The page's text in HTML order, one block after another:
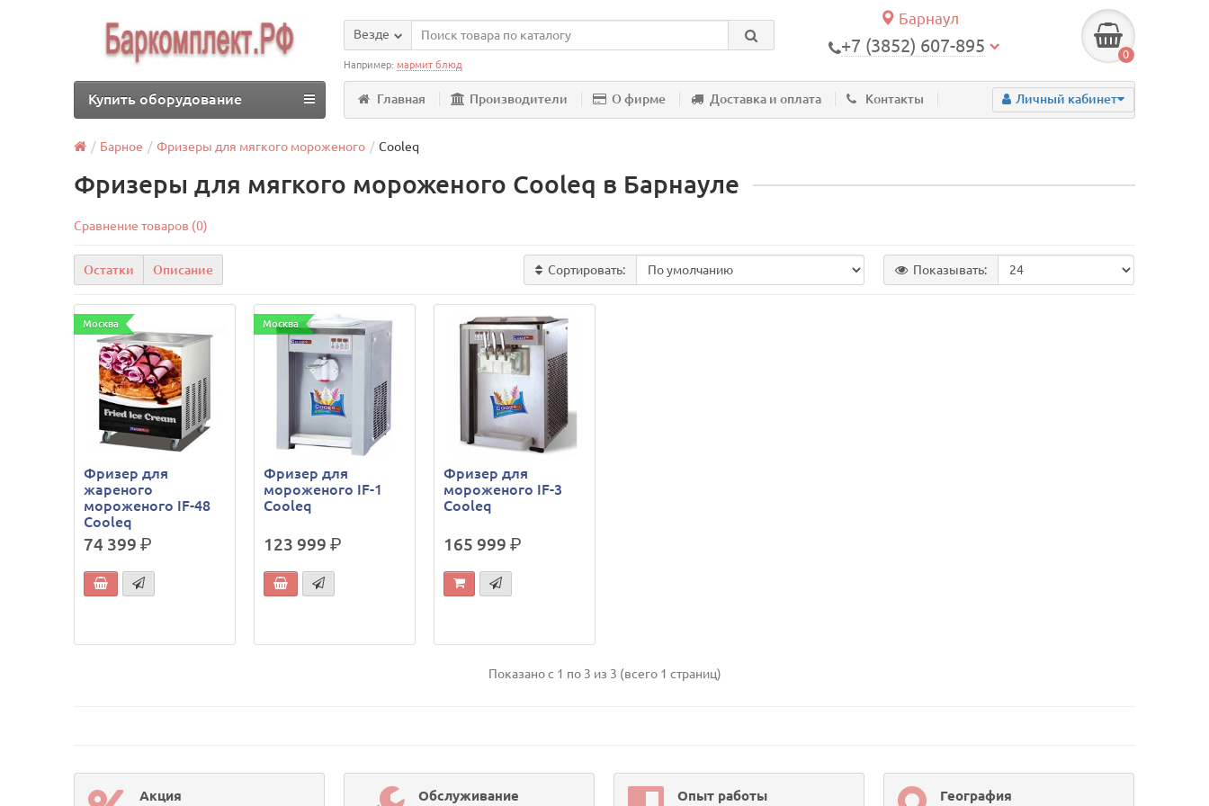
Барнаул
+7 (3852) 607-895 0
Везде
Например:мармит блюд
Главная Производители О фирме Доставка и оплата Контакты Личный кабинет
Купить оборудование
Барное Фризеры для мягкого мороженого Cooleq
Фризеры для мягкого мороженого Cooleq в Барнауле
Сравнение товаров (0)
Остатки Описание Сортировать: Показывать:
Москва
Фризер для
жареного
мороженого IF-48
Cooleq
74 399р.
Москва
Фризер для
мороженого IF-1
Cooleq
123 999р.
Фризер для
мороженого IF-3
Cooleq
165 999р.
Показано с 1 по 3 из 3 (всего 1 страниц)
Акция Обслуживание Опыт работы География